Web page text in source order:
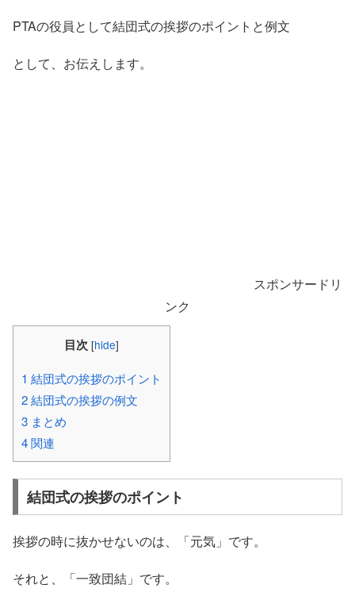
PTAの役員として結団式の挨拶のポイントと例文
として、お伝えします。
スポンサードリ
ンク
目次 [hide]
1 結団式の挨拶のポイント
2結団式の挨拶の例文
3 まとめ
4関連
結団式の挨拶のポイント
挨拶の時に抜かせないのは、「元気」です。
それと、「一致団結」です。